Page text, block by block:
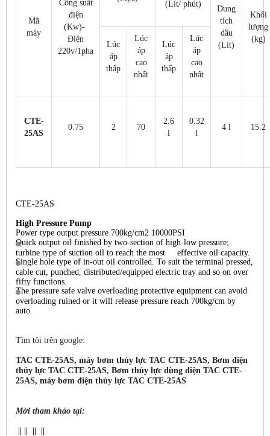
Mã
máy
Công suất
điện
(Kw)-
Điện
220v/1pha
(Lít/ phút)
Dung
tích
dầu
(Lít)
Khối
lượng
(kg)
Lúc
áp
thấp
Lúc
áp
cao
nhất
Lúc
áp
thấp
Lúc
áp
cao
nhất
CTE-
25AS
0.75 2 70
2.6
l
0.32
l
4 l 15.2
CTE-25AS
High Pressure Pump
Power type output pressure 700kg/cm2 10000PSI
Quick output oil finished by two-section of high-low pressure;
turbine type of suction oil to reach the most effective oil capacity.
Single hole type of in-out oil controlled. To suit the terminal pressed,
cable cut, punched, distributed/equipped electric tray and so on over
fifty functions.
The pressure safe valve overloading protective equipment can avoid
overloading ruined or it will release pressure reach 700kg/cm by
auto.
Tìm tôi trên google:
TAC CTE-25AS, máy bơm thủy lực TAC CTE-25AS, Bơm điện
thủy lực TAC CTE-25AS, Bơm thủy lực dùng điện TAC CTE-
25AS, máy bơm điện thủy lực TAC CTE-25AS​
Mời tham khảo tại: